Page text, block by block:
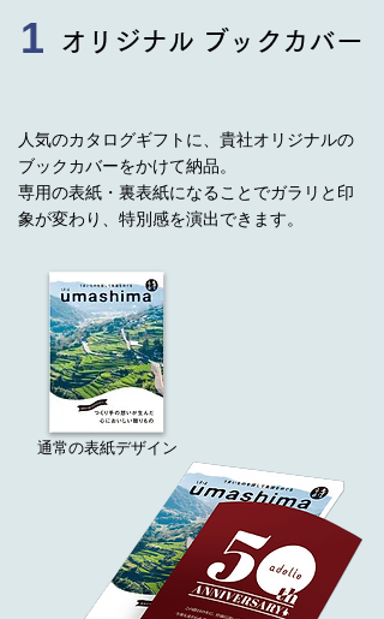
1 オリジナル ブックカバー
人気のカタログギフトに、貴社オリジナルの
ブックカバーをかけて納品。
専用の表紙・裏表紙になることでガラリと印
象が変わり、特別感を演出できます。
通常の表紙デザイン